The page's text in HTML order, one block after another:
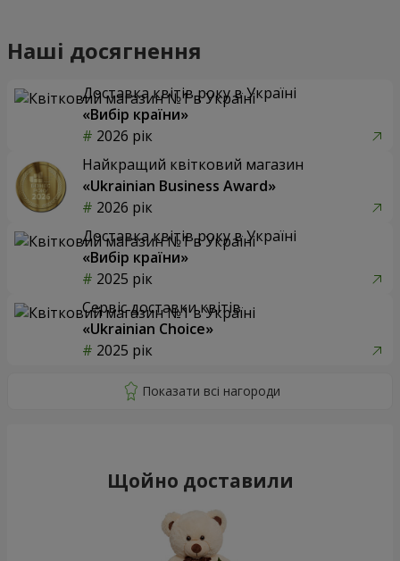
Наші досягнення
Доставка квітів року в Україні
«Вибір країни»
2026 рік
Найкращий квітковий магазин
«Ukrainian Business Award»
2026 рік
Доставка квітів року в Україні
«Вибір країни»
2025 рік
Сервіс доставки квітів
«Ukrainian Choice»
2025 рік
Щойно доставили